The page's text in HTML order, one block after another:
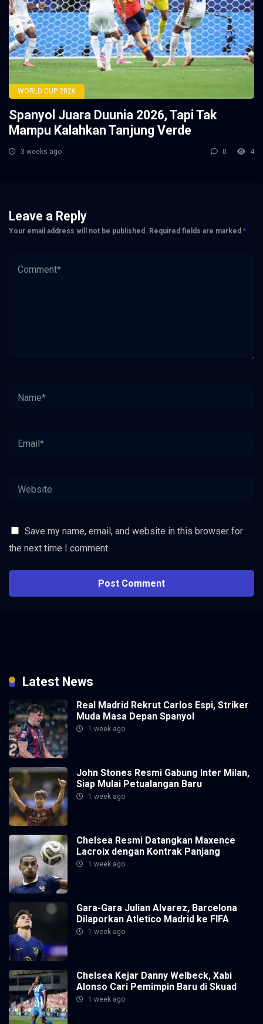
WORLD CUP 2026
Spanyol Juara Duunia 2026, Tapi Tak
Mampu Kalahkan Tanjung Verde
3 weeks ago 0 4
Leave a Reply
Your email address will not be published. Required fields are marked *
Save my name, email, and website in this browser for
the next time I comment.
Latest News
Real Madrid Rekrut Carlos Espi, Striker
Muda Masa Depan Spanyol
1 week ago
John Stones Resmi Gabung Inter Milan,
Siap Mulai Petualangan Baru
1 week ago
Chelsea Resmi Datangkan Maxence
Lacroix dengan Kontrak Panjang
1 week ago
Gara-Gara Julian Alvarez, Barcelona
Dilaporkan Atletico Madrid ke FIFA
1 week ago
Chelsea Kejar Danny Welbeck, Xabi
Alonso Cari Pemimpin Baru di Skuad
1 week ago